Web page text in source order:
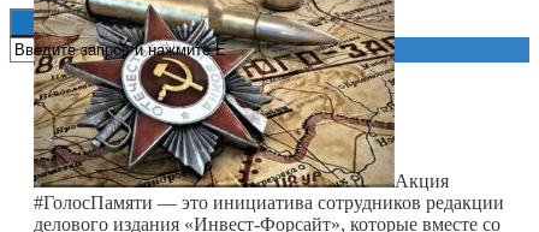
Акция
#ГолосПамяти — это инициатива сотрудников редакции
делового издания «Инвест-Форсайт», которые вместе со